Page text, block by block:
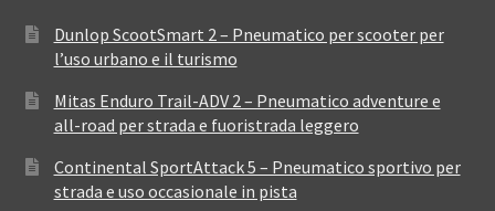
Dunlop ScootSmart 2 – Pneumatico per scooter per
l’uso urbano e il turismo
Mitas Enduro Trail-ADV 2 – Pneumatico adventure e
all-road per strada e fuoristrada leggero
Continental SportAttack 5 – Pneumatico sportivo per
strada e uso occasionale in pista